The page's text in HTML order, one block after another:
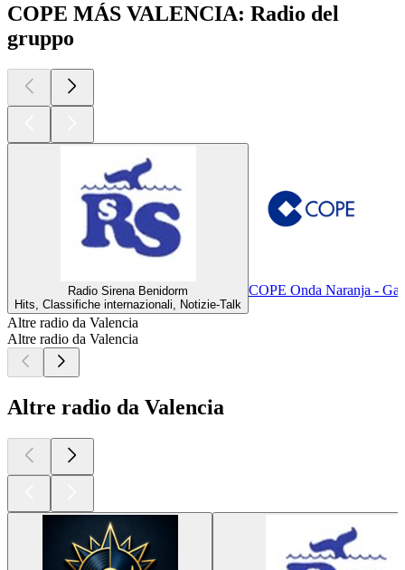
COPE MÁS VALENCIA: Radio del
gruppo
Radio Sirena Benidorm
Hits, Classifiche internazionali, Notizie-Talk
COPE Onda Naranja -
Altre radio da Valencia
Altre radio da Valencia
Altre radio da Valencia